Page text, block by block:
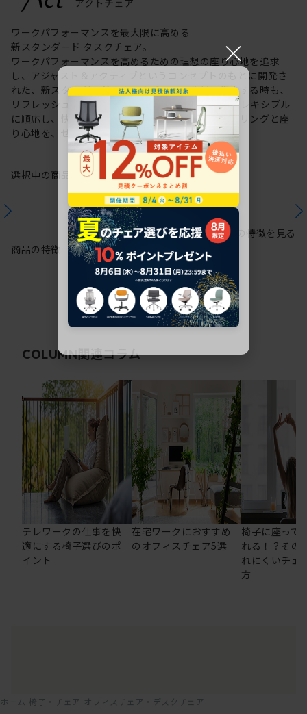
ワークパフォーマンスを最大限に高める
新スタンダード タスクチェア。
ワークパフォーマンスを高めるための理想の座り心地を追求
し、アジャスト＆アクティブというコンセプトのもとに開発さ
れた、新スタンダードのタスクチェア。作業に集中する時も、
リフレッシュする時も、座る姿勢や身体の動きにフレキシブル
に順応し、快適にサポートします。新感覚のスタイリングと座
り心地を、ぜひご体感ください。
選択中の商品情報保証 注意事項
商品の特徴
シリーズの特徴を見る
COLUMN関連コラム
テレワークの仕事を快
適にする椅子選びのポ
イント
在宅ワークにおすすめ
のオフィスチェア5選
椅子に座って
れる！？その
れにくいチェ
方
ホーム 椅子・チェア オフィスチェア・デスクチェア
×